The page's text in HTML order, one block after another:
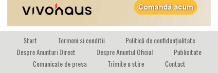
Start Termeni si conditii
Politică de confidențialitate
Despre Anunturi Direct
Despre Anuntul Oficial
Publicitate
Comunicate de presa
Trimite o stire Contact